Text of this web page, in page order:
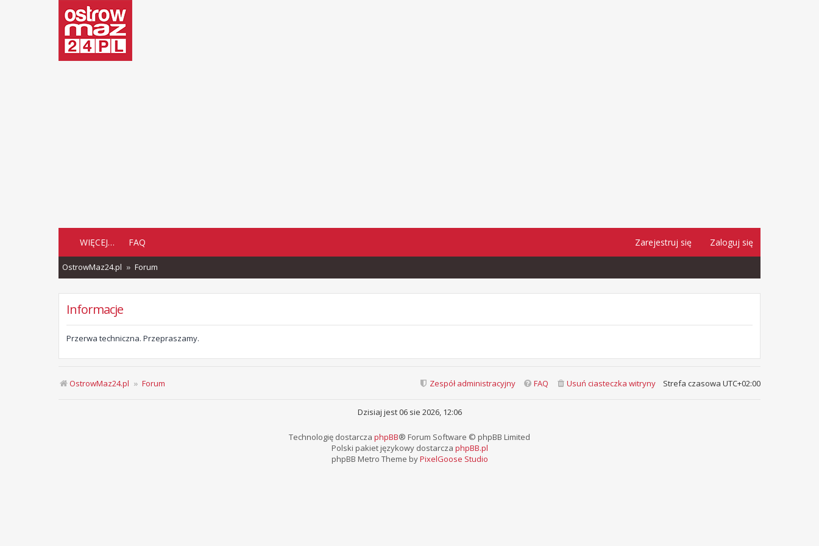
WIĘCEJ… FAQ Zaloguj się
Zarejestruj się
OstrowMaz24.pl Forum
Informacje
Przerwa techniczna. Przepraszamy.
OstrowMaz24.pl Forum Strefa czasowa UTC+02:00
Usuń ciasteczka witryny
FAQ
Zespół administracyjny
Dzisiaj jest 06 sie 2026, 12:06
Technologię dostarcza phpBB® Forum Software © phpBB Limited
Polski pakiet językowy dostarcza phpBB.pl
phpBB Metro Theme byPixelGoose Studio